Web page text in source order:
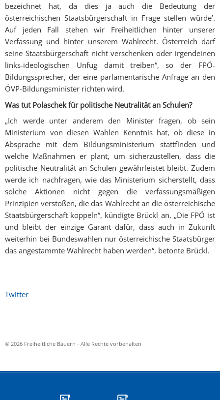
bezeichnet hat, da dies ja auch die Bedeutung der
österreichischen Staatsbürgerschaft in Frage stellen würde’.
Auf jeden Fall stehen wir Freiheitlichen hinter unserer
Verfassung und hinter unserem Wahlrecht. Österreich darf
seine Staatsbürgerschaft nicht verschenken oder irgendeinen
links-ideologischen Unfug damit treiben“, so der FPÖ-
Bildungssprecher, der eine parlamentarische Anfrage an den
ÖVP-Bildungsminister richten wird.
Was tut Polaschek für politische Neutralität an Schulen?
„Ich werde unter anderem den Minister fragen, ob sein
Ministerium von diesen Wahlen Kenntnis hat, ob diese in
Absprache mit dem Bildungsministerium stattfinden und
welche Maßnahmen er plant, um sicherzustellen, dass die
politische Neutralität an Schulen gewährleistet bleibt. Zudem
werde ich nachfragen, wie das Ministerium sicherstellt, dass
solche Aktionen nicht gegen die verfassungsmäßigen
Prinzipien verstoßen, die das Wahlrecht an die österreichische
Staatsbürgerschaft koppeln“, kündigte Brückl an. „Die FPÖ ist
und bleibt der einzige Garant dafür, dass auch in Zukunft
weiterhin bei Bundeswahlen nur österreichische Staatsbürger
das angestammte Wahlrecht haben werden“, betonte Brückl.
Twitter
© 2026 Freiheitliche Bauern - Alle Rechte vorbehalten